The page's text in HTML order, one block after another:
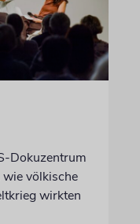
Dokuzentrum
völkische
wirkten